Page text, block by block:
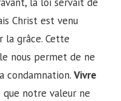
Christ est venu
grâce. Cette
nous permet de ne
condamnation. Vivre
que notre valeur ne